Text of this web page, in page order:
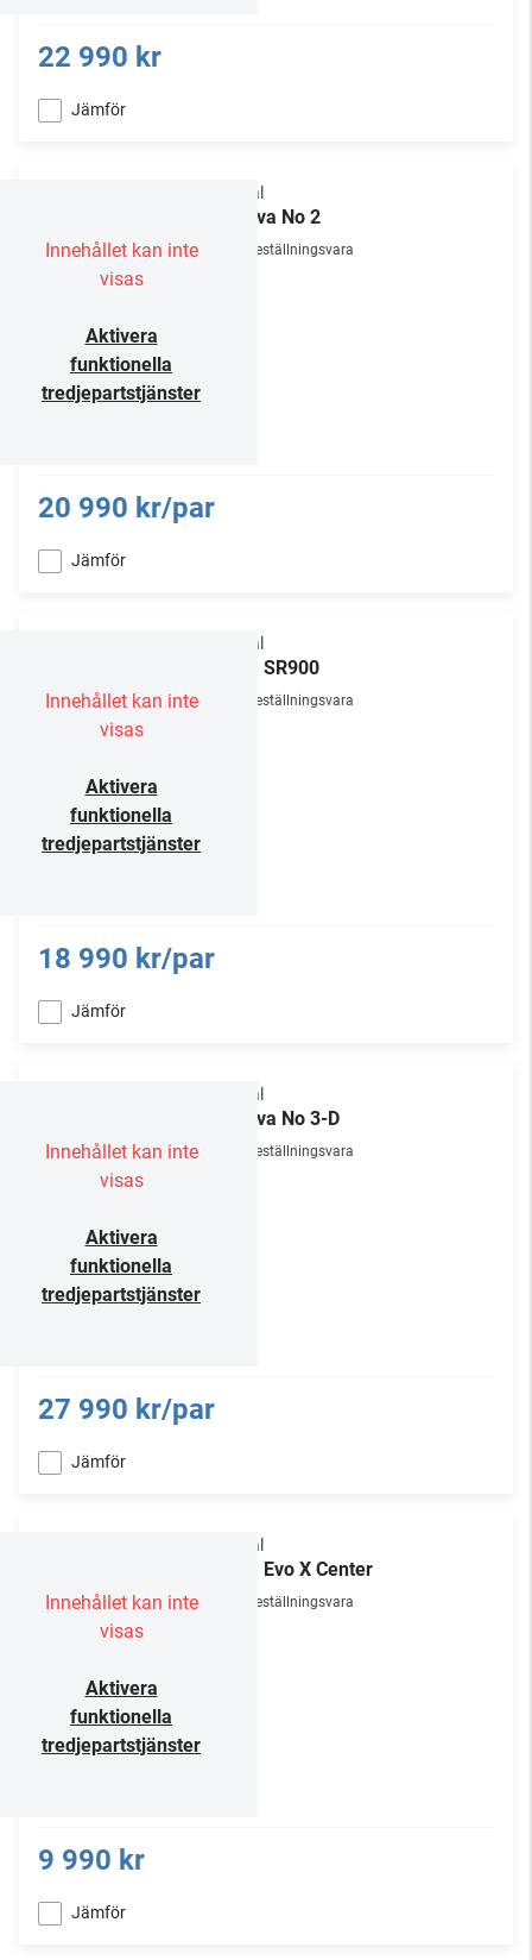
22 990 kr
Jämför
Innehållet kan inte
visas
Aktivera
funktionella
tredjepartstjänster
Focal
Theva No 2
Beställningsvara
20 990 kr/par
Jämför
Innehållet kan inte
visas
Aktivera
funktionella
tredjepartstjänster
Focal
Aria SR900
Beställningsvara
18 990 kr/par
Jämför
Innehållet kan inte
visas
Aktivera
funktionella
tredjepartstjänster
Focal
Theva No 3-D
Beställningsvara
27 990 kr/par
Jämför
Innehållet kan inte
visas
Aktivera
funktionella
tredjepartstjänster
Focal
Aria Evo X Center
Beställningsvara
9 990 kr
Jämför